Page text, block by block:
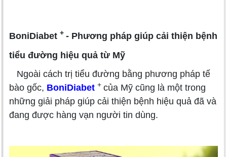
BoniDiabet + - Phương pháp giúp cải thiện bệnh
tiểu đường hiệu quả từ Mỹ
Ngoài cách trị tiểu đường bằng phương pháp tế
bào gốc, BoniDiabet + của Mỹ cũng là một trong
những giải pháp giúp cải thiện bệnh hiệu quả đã và
đang được hàng vạn người tin dùng.